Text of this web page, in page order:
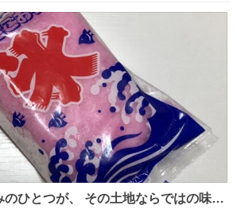
のひとつが、 その土地ならではの味。